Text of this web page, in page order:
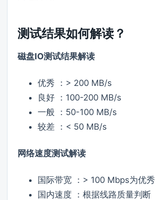
测试结果如何解读？
磁盘IO测试结果解读
优秀 ：> 200 MB/s
良好 ：100-200 MB/s
一般 ：50-100 MB/s
较差 ：< 50 MB/s
网络速度测试解读
国际带宽 ：> 100 Mbps为优秀
国内速度 ：根据线路质量判断